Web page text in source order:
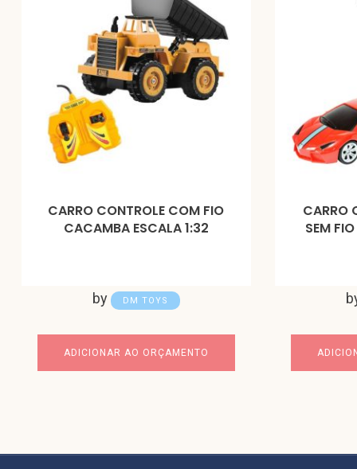
CARRO CONTROLE COM FIO
CACAMBA ESCALA 1:32
by DM TOYS
ADICIONAR AO ORÇAMENTO
CARRO
SEM